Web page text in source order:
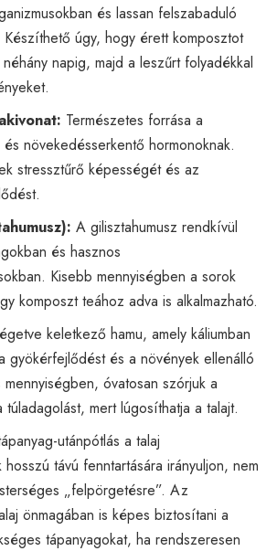
és lassan felszabaduló
úgy, hogy érett komposztot
napig, majd a leszűrt folyadékkal
Természetes forrása a
növekedésserkentő hormonoknak.
stressztűrő képességét és az
A gilisztahumusz rendkívül
és hasznos
Kisebb mennyiségben a sorok
komposzt teához adva is alkalmazható.
keletkező hamu, amely káliumban
gyökérfejlődést és a növények ellenálló
óvatosan szórjuk a
túladagolást, mert lúgosíthatja a talajt.
utánpótlás a talaj
távú fenntartására irányuljon, nem
„felpörgetésre”. Az
önmagában is képes biztosítani a
tápanyagokat, ha rendszeresen